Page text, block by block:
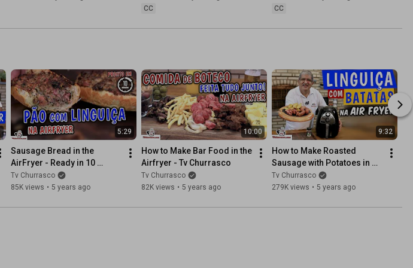
CC
CC
5:29
Sausage Bread in the
AirFryer - Ready in 10
Minutes - Tv Churrasco
Tv Churrasco
85K views • 5 years ago
10:00
How to Make Bar Food in the
Airfryer - Tv Churrasco
Tv Churrasco
82K views • 5 years ago
9:32
How to Make Roasted
Sausage with Potatoes in
the Air Fryer - TV Churrasco
Tv Churrasco
279K views • 5 years ago